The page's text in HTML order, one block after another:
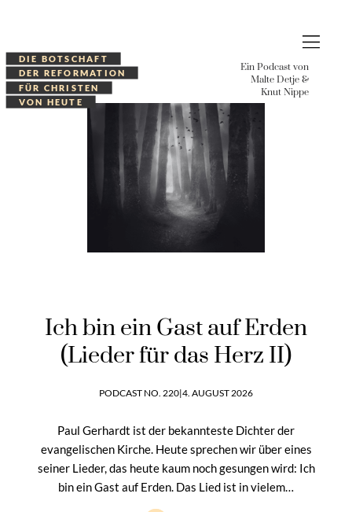
springen
Tischgespräche
Podcast
DIE BOTSCHAFT
DER REFORMATION
FÜR CHRISTEN
VON HEUTE
Ein Podcast von
Malte Detje &
Knut Nippe
Ich bin ein Gast auf Erden
(Lieder für das Herz II)
PODCAST NO. 220|4. AUGUST 2026
Paul Gerhardt ist der bekannteste Dichter der
evangelischen Kirche. Heute sprechen wir über eines
seiner Lieder, das heute kaum noch gesungen wird: Ich
bin ein Gast auf Erden. Das Lied ist in vielem…